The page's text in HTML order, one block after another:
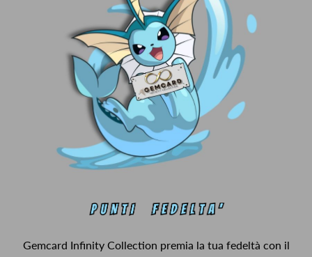
Gemcard Infinity Collection premia la tua fedeltà con il